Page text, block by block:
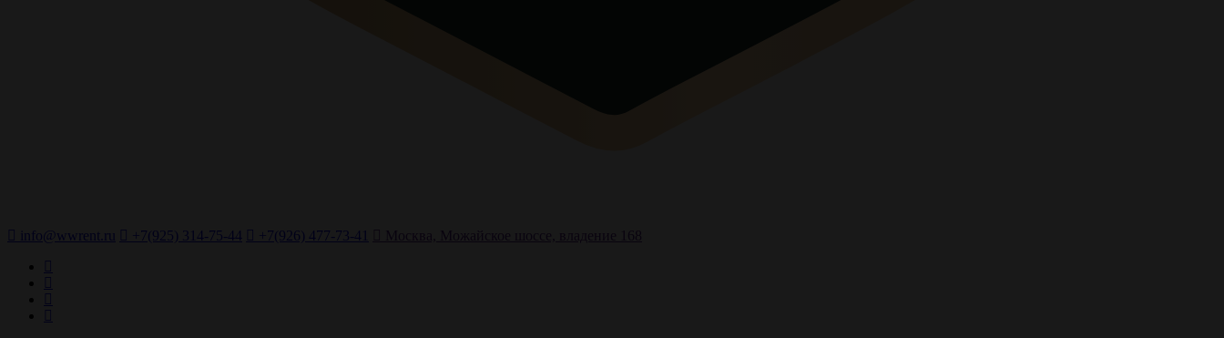
info@wwrent.ru +7(925) 314-75-44 +7(926) 477-73-41